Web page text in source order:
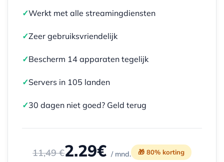
✓Werkt met alle streamingdiensten
✓Zeer gebruiksvriendelijk
✓Bescherm 14 apparaten tegelijk
✓Servers in 105 landen
✓30 dagen niet goed? Geld terug
11,49 €2.29€ / mnd. 🎁 80% korting